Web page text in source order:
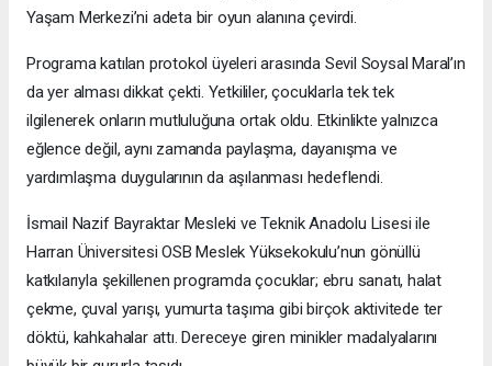
Yaşam Merkezi’ni adeta bir oyun alanına çevirdi.
Programa katılan protokol üyeleri arasında Sevil Soysal Maral’ın
da yer alması dikkat çekti. Yetkililer, çocuklarla tek tek
ilgilenerek onların mutluluğuna ortak oldu. Etkinlikte yalnızca
eğlence değil, aynı zamanda paylaşma, dayanışma ve
yardımlaşma duygularının da aşılanması hedeflendi.
İsmail Nazif Bayraktar Mesleki ve Teknik Anadolu Lisesi ile
Harran Üniversitesi OSB Meslek Yüksekokulu’nun gönüllü
katkılarıyla şekillenen programda çocuklar; ebru sanatı, halat
çekme, çuval yarışı, yumurta taşıma gibi birçok aktivitede ter
döktü, kahkahalar attı. Dereceye giren minikler madalyalarını